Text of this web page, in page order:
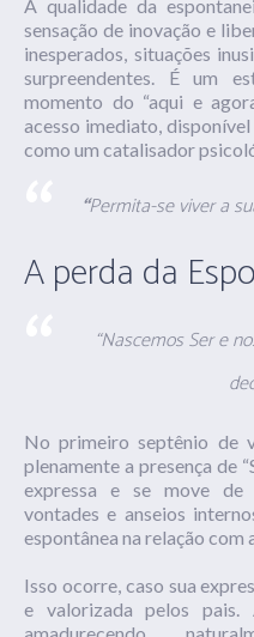
A qualidade da
sensação de inovação e
inesperados, situações
surpreendentes. É um
momento do “aqui e
acesso imediato,
como um catalisador
“Permita-se viver a
A perda da
“NascemosSere
No primeiro septênio de
plenamente a presença de
expressa e se move de
vontades e anseios
espontânea na relação com
Isso ocorre, caso sua
e valorizada pelos